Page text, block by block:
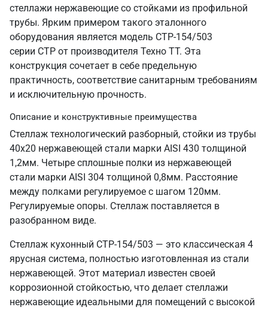
стеллажи нержавеющие со стойками из профильной
трубы. Ярким примером такого эталонного
оборудования является модель СТР-154/503
серии СТР от производителя Техно ТТ. Эта
конструкция сочетает в себе предельную
практичность, соответствие санитарным требованиям
и исключительную прочность.
Описание и конструктивные преимущества
Стеллаж технологический разборный, стойки из трубы
40х20 нержавеющей стали марки AISI 430 толщиной
1,2мм. Четыре сплошные полки из нержавеющей
стали марки AISI 304 толщиной 0,8мм. Расстояние
между полками регулируемое с шагом 120мм.
Регулируемые опоры. Стеллаж поставляется в
разобранном виде.
Стеллаж кухонный СТР-154/503 — это классическая 4
ярусная система, полностью изготовленная из стали
нержавеющей. Этот материал известен своей
коррозионной стойкостью, что делает стеллажи
нержавеющие идеальными для помещений с высокой